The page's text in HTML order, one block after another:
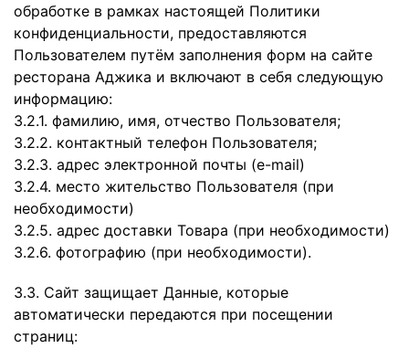
обработке в рамках настоящей Политики
конфиденциальности, предоставляются
Пользователем путём заполнения форм на сайте
ресторана Аджика и включают в себя следующую
информацию:
3.2.1. фамилию, имя, отчество Пользователя;
3.2.2. контактный телефон Пользователя;
3.2.3. адрес электронной почты (e-mail)
3.2.4. место жительство Пользователя (при
необходимости)
3.2.5. адрес доставки Товара (при необходимости)
3.2.6. фотографию (при необходимости).
3.3. Сайт защищает Данные, которые
автоматически передаются при посещении
страниц: